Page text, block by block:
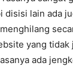
disisi lain ada
yang
ada